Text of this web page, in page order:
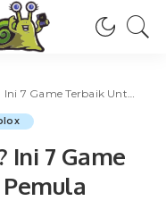
Terbaik Untuk Pemula
Ini 7 Game